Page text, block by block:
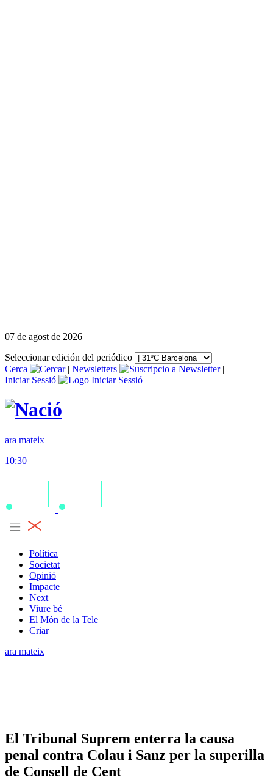
07 de agost de 2026
Seleccionar edición del periódico
Cerca
| Newsletters
|
Iniciar Sessió
ara mateix
10:30
Política
Societat
Opinió
Impacte
Next
Viure bé
El Món de la Tele
Criar
ara mateix
El Tribunal Suprem enterra la causa
penal contra Colau i Sanz per la superilla
de Consell de Cent